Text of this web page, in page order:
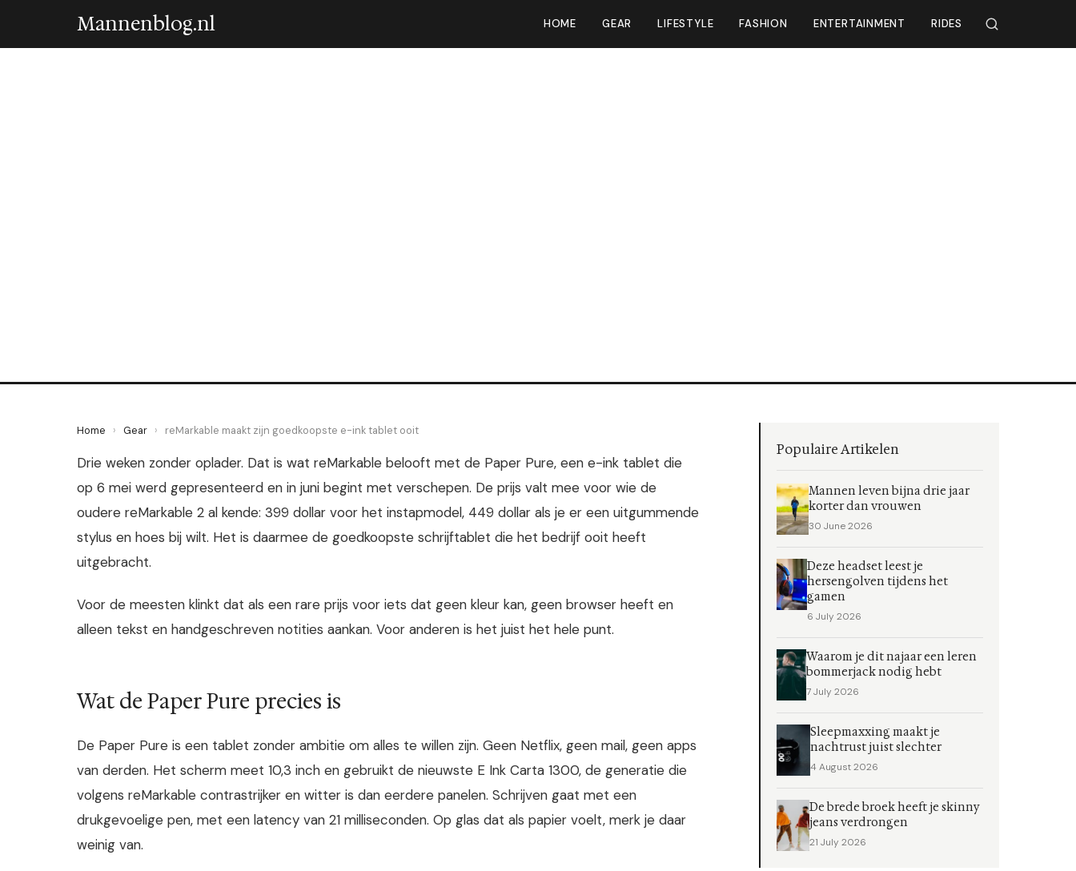
Mannenblog.nl HOME GEAR LIFESTYLE FASHION ENTERTAINMENT RIDES
Home › Gear › reMarkable maakt zijn goedkoopste e-ink tablet ooit
Drie weken zonder oplader. Dat is wat reMarkable belooft met de Paper Pure, een e-ink tablet die
op 6 mei werd gepresenteerd en in juni begint met verschepen. De prijs valt mee voor wie de
oudere reMarkable 2 al kende: 399 dollar voor het instapmodel, 449 dollar als je er een uitgummende
stylus en hoes bij wilt. Het is daarmee de goedkoopste schrijftablet die het bedrijf ooit heeft
uitgebracht.
Voor de meesten klinkt dat als een rare prijs voor iets dat geen kleur kan, geen browser heeft en
alleen tekst en handgeschreven notities aankan. Voor anderen is het juist het hele punt.
Wat de Paper Pure precies is
De Paper Pure is een tablet zonder ambitie om alles te willen zijn. Geen Netflix, geen mail, geen apps
van derden. Het scherm meet 10,3 inch en gebruikt de nieuwste E Ink Carta 1300, de generatie die
volgens reMarkable contrastrijker en witter is dan eerdere panelen. Schrijven gaat met een
drukgevoelige pen, met een latency van 21 milliseconden. Op glas dat als papier voelt, merk je daar
weinig van.
Populaire Artikelen
Mannen leven bijna drie jaar
korter dan vrouwen
30 June 2026
Deze headset leest je
hersengolven tijdens het
gamen
6 July 2026
Waarom je dit najaar een leren
bommerjack nodig hebt
7 July 2026
Sleepmaxxing maakt je
nachtrust juist slechter
4 August 2026
De brede broek heeft je skinny
jeans verdrongen
21 July 2026